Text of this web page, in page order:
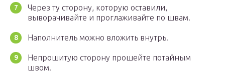
Через ту сторону, которую оставили,
выворачивайте и проглаживайте по швам.
Наполнитель можно вложить внутрь.
Непрошитую сторону прошейте потайным
швом.